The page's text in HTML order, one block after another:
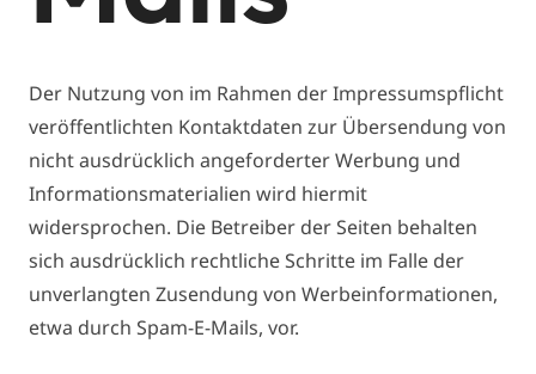
Der Nutzung von im Rahmen der Impressumspflicht
veröffentlichten Kontaktdaten zur Übersendung von
nicht ausdrücklich angeforderter Werbung und
Informationsmaterialien wird hiermit
widersprochen. Die Betreiber der Seiten behalten
sich ausdrücklich rechtliche Schritte im Falle der
unverlangten Zusendung von Werbeinformationen,
etwa durch Spam-E-Mails, vor.